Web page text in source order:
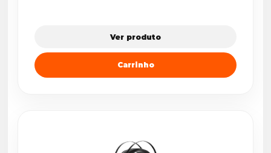
Ver produto
Carrinho